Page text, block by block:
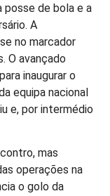
posse de bola e a
A
no marcador
O avançado
inaugurar o
equipa nacional
e, por intermédio
mas
operações na
o golo da